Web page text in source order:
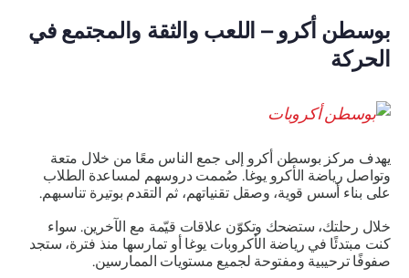
بوسطن أكرو – اللعب والثقة والمجتمع في
الحركة
يهدف مركز بوسطن أكرو إلى جمع الناس معًا من خلال متعة
وتواصل رياضة الأكرو يوغا. صُممت دروسهم لمساعدة الطلاب
على بناء أسس قوية، وصقل تقنياتهم، ثم التقدم بوتيرة تناسبهم.
خلال رحلتك، ستضحك وتكوّن علاقات قيّمة مع الآخرين. سواء
كنت مبتدئًا في رياضة الأكروبات يوغا أو تمارسها منذ فترة، ستجد
صفوفًا ترحيبية ومفتوحة لجميع مستويات الممارسين.